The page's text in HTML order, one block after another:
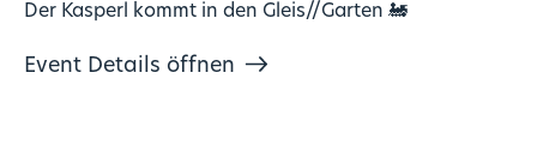
Der Kasperl kommt in den Gleis//Garten 🚂
Event Details öffnen